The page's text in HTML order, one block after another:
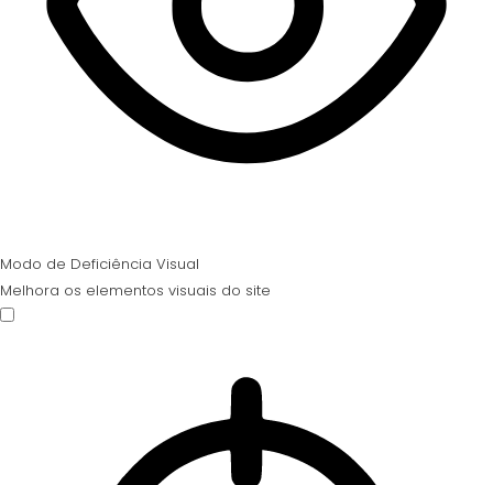
Modo de Deficiência Visual
Melhora os elementos visuais do site